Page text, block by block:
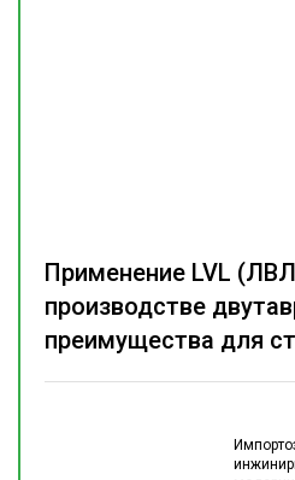
Применение LVL
производстве
преимущества для